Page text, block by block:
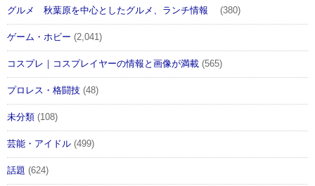
グルメ 秋葉原を中心としたグルメ、ランチ情報 (380)
ゲーム・ホビー (2,041)
コスプレ｜コスプレイヤーの情報と画像が満載 (565)
プロレス・格闘技 (48)
未分類 (108)
芸能・アイドル (499)
話題 (624)